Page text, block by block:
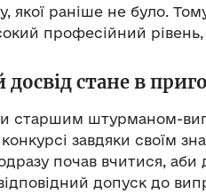
якої раніше не було.
професійний рівень,
стане в
старшим штурманом-
завдяки своїм
почав вчитися, аби
допуск до